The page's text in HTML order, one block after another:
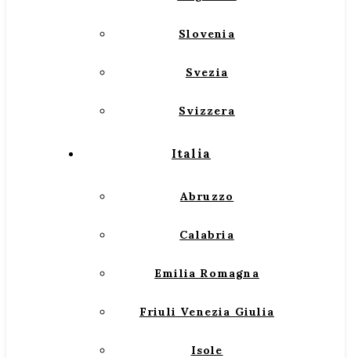
Slovenia
Svezia
Svizzera
Italia
Abruzzo
Calabria
Emilia Romagna
Friuli Venezia Giulia
Isole